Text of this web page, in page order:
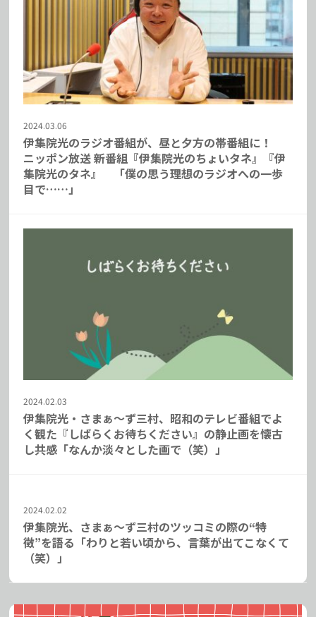
2024.03.06
伊集院光のラジオ番組が、昼と夕方の帯番組に！
ニッポン放送 新番組『伊集院光のちょいタネ』『伊
集院光のタネ』 「僕の思う理想のラジオへの一歩
目で……」
2024.02.03
伊集院光・さまぁ～ず三村、昭和のテレビ番組でよ
く観た『しばらくお待ちください』の静止画を懐古
し共感「なんか淡々とした画で（笑）」
2024.02.02
伊集院光、さまぁ～ず三村のツッコミの際の“特
徴”を語る「わりと若い頃から、言葉が出てこなくて
（笑）」